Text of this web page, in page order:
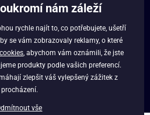
nám záleží
rychle najít to, co potřebujete, ušetří
se vám zobrazovaly reklamy, o které
cookies , abychom vám oznámili, že jste
produkty podle vašich preferencí.
zlepšit váš vylepšený zážitek z
procházení.
vše